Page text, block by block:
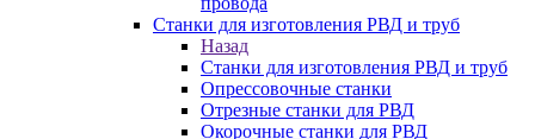
Станки для изготовления РВД и труб
Назад
Станки для изготовления РВД и труб
Опрессовочные станки
Отрезные станки для РВД
Окорочные станки для РВД